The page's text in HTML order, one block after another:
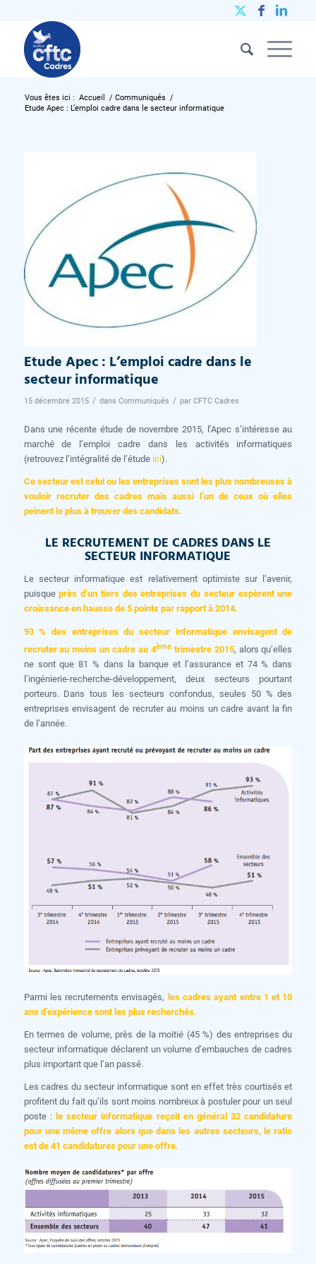
Vous êtes ici : Accueil / Communiqués /
Etude Apec : L’emploi cadre dans le secteur informatique
Etude Apec : L’emploi cadre dans le
secteur informatique
15 décembre 2015 / dans Communiqués / par CFTC Cadres
Dans une récente étude de novembre 2015, l’Apec s’intéresse au
marché de l’emploi cadre dans les activités informatiques
(retrouvez l’intégralité de l’étude ici).
Ce secteur est celui ou les entreprises sont les plus nombreuses à
vouloir recruter des cadres mais aussi l’un de ceux où elles
peinent le plus à trouver des candidats.
LE RECRUTEMENT DE CADRES DANS LE
SECTEUR INFORMATIQUE
Le secteur informatique est relativement optimiste sur l’avenir,
puisqueprès d’un tiers des entreprises du secteur espèrent une
croissance en hausse de 5 points par rapport à 2014.
93 % des entreprises du secteur informatique envisagent de
recruter au moins un cadre au 4èmetrimestre 2015, alors qu’elles
ne sont que 81 % dans la banque et l’assurance et 74 % dans
l’ingénierie-recherche-développement, deux secteurs pourtant
porteurs. Dans tous les secteurs confondus, seules 50 % des
entreprises envisagent de recruter au moins un cadre avant la fin
de l’année.
Parmi les recrutements envisagés, les cadres ayant entre 1 et 10
ans d’expérience sont les plus recherchés.
En termes de volume, près de la moitié (45 %) des entreprises du
secteur informatique déclarent un volume d’embauches de cadres
plus important que l’an passé.
Les cadres du secteur informatique sont en effet très courtisés et
profitent du fait qu’ils sont moins nombreux à postuler pour un seul
poste :le secteur informatique reçoit en général 32 candidature
pour une même offre alors que dans les autres secteurs, le ratio
est de 41 candidatures pour une offre.